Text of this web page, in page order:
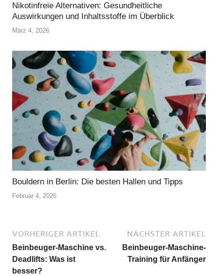
Nikotinfreie Alternativen: Gesundheitliche
Auswirkungen und Inhaltsstoffe im Überblick
März 4, 2026
Bouldern in Berlin: Die besten Hallen und Tipps
Februar 4, 2026
VORHERIGER ARTIKEL
Beinbeuger-Maschine vs.
Deadlifts: Was ist
besser?
NÄCHSTER ARTIKEL
Beinbeuger-Maschine-
Training für Anfänger